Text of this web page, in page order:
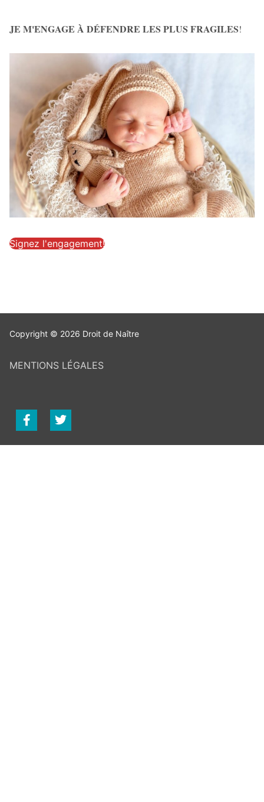
JE M'ENGAGE À DÉFENDRE LES PLUS FRAGILES!
Signez l'engagement!
Copyright © 2026 Droit de Naître
MENTIONS LÉGALES